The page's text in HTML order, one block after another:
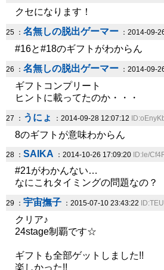
クセになります！
25 ： 名無しの脱出ゲーマー ：2014-09-
#16と#18のギフトがわからん
26 ： 名無しの脱出ゲーマー ：2014-09-
ギフトコンプリート
ヒントに載ってたのか・・・
27 ： うにょ ：2014-09-28 12:07:12
8のギフトが意味わからん
28 ： SAIKA ：2014-10-26 17:09:20 ID:le/
#21がわかんない…
なにこれタイミングの問題なの？
29 ： 宇宙撫子 ：2015-07-10 23:43:22
クリア♪
24stage制覇です☆
ギフトも全部ゲットしました!!
楽しかった!!